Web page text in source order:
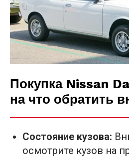
Покупка Nissan
на что обратить
Состояние кузова:
осмотрите кузов на